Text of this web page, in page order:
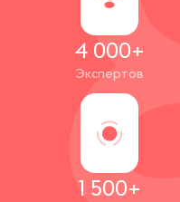
4 000+
Экспертов
1 500+